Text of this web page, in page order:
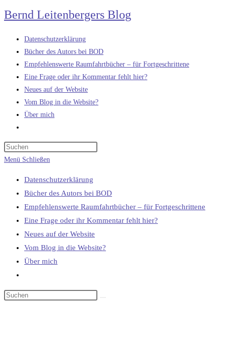
Zum
Inhalt
springen
Bernd Leitenbergers Blog
Datenschutzerklärung
Bücher des Autors bei BOD
Empfehlenswerte Raumfahrtbücher – für Fortgeschrittene
Eine Frage oder ihr Kommentar fehlt hier?
Neues auf der Website
Vom Blog in die Website?
Über mich
umschalten
Menü Schließen
Datenschutzerklärung
Bücher des Autors bei BOD
Empfehlenswerte Raumfahrtbücher – für Fortgeschrittene
Eine Frage oder ihr Kommentar fehlt hier?
Neues auf der Website
Vom Blog in die Website?
Über mich
umschalten